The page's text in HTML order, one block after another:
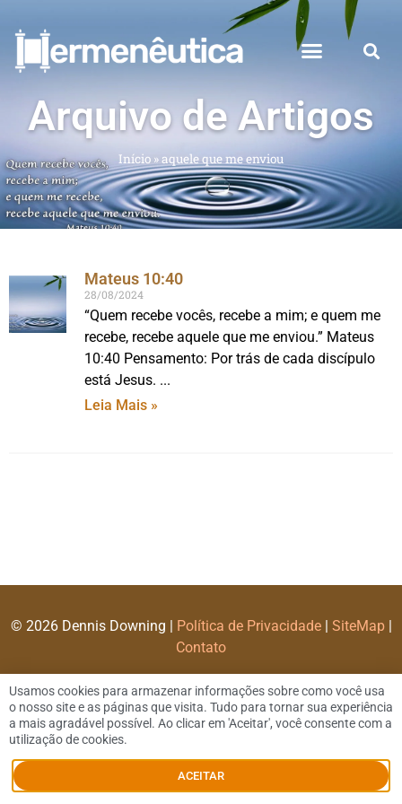
Arquivo de Artigos
Início » aquele que me enviou
Mateus 10:40
28/08/2024
“Quem recebe vocês, recebe a mim; e quem me
recebe, recebe aquele que me enviou.” Mateus
10:40 Pensamento: Por trás de cada discípulo
está Jesus.
Leia Mais »
© 2026 Dennis Downing | Política de Privacidade| SiteMap|
Contato
Usamos cookies para armazenar informações sobre como você usa
o nosso site e as páginas que visita. Tudo para tornar sua experiência
a mais agradável possível. Ao clicar em 'Aceitar', você consente com a
utilização de cookies.
ACEITAR